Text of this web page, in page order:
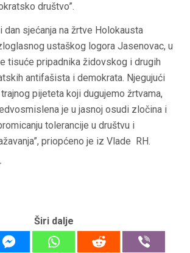
društvo”.
dan sjećanja na žrtve Holokausta
ustaškog logora Jasenovac, u
tisuće pripadnika židovskog i drugih
antifašista i demokrata. Njegujući
pijeteta koji dugujemo žrtvama,
je u jasnoj osudi zločina i
tolerancije u društvu i
priopćeno je iz Vlade RH.
Širi dalje